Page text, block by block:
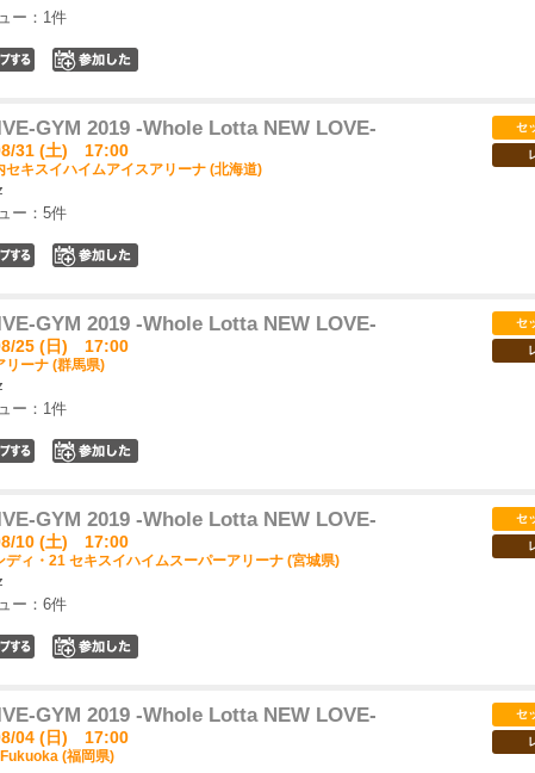
ー：1件
GYM 2019 -Whole Lotta NEW LOVE-
31 (土) 17:00
セキスイハイムアイスアリーナ (北海道)
ー：5件
セ
GYM 2019 -Whole Lotta NEW LOVE-
25 (日) 17:00
リーナ (群馬県)
ー：1件
セ
GYM 2019 -Whole Lotta NEW LOVE-
10 (土) 17:00
ディ・21 セキスイハイムスーパーアリーナ (宮城県)
ー：6件
セ
GYM 2019 -Whole Lotta NEW LOVE-
04 (日) 17:00
(福岡県)
セ